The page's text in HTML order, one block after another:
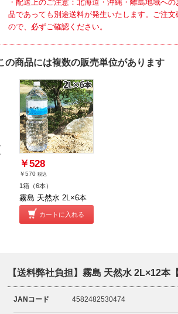
・配送上のご注意：北海道・沖縄・離島地域へ
品であっても別途送料が発生いたします。ご注
ので、必ずご確認ください。
の商品には複数の販売単位があります
￥528
￥570 税込
1箱（6本）
霧島 天然水 2L×6本
カートに入れる
【送料弊社負担】霧島 天然水 2L×12本
JANコード 4582482530474